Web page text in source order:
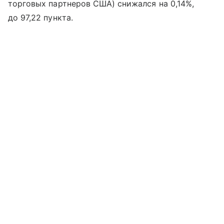
торговых партнеров США) снижался на 0,14%,
до 97,22 пункта.